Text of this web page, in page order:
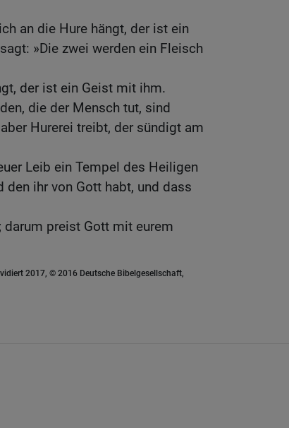
an die Hure hängt, der ist ein
»Die zwei werden ein Fleisch
der ist ein Geist mit ihm.
die der Mensch tut, sind
Hurerei treibt, der sündigt am
Leib ein Tempel des Heiligen
ihr von Gott habt, und dass
darum preist Gott mit eurem
2017, © 2016 Deutsche Bibelgesellschaft,